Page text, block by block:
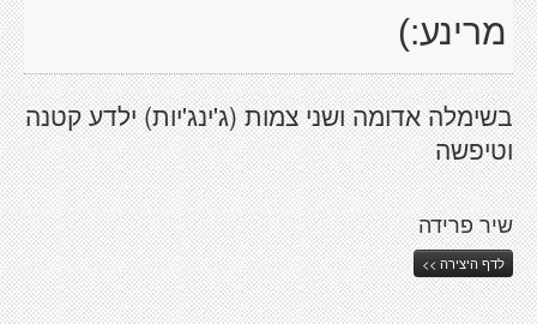
מרינע:)
בשימלה אדומה ושני צמות (ג'ינג'יות) ילדע קטנה
וטיפשה
שיר פרידה
לדף היצירה >>